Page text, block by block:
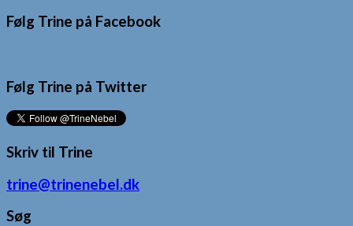
Følg Trine på Facebook
Følg Trine på Twitter
Skriv til Trine
trine@trinenebel.dk
Søg